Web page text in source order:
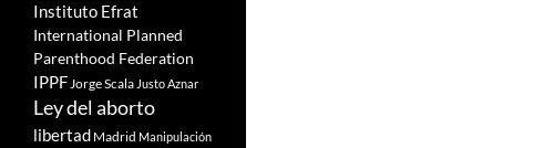
Instituto Efrat
International Planned
Parenthood Federation
IPPFJorge Scala Justo Aznar
Ley del aborto
libertad Madrid Manipulación